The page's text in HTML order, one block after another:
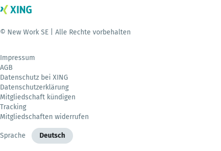
© New Work SE | Alle Rechte vorbehalten
Impressum
AGB
Datenschutz bei XING
Datenschutzerklärung
Mitgliedschaft kündigen
Tracking
Mitgliedschaften widerrufen
Sprache Deutsch